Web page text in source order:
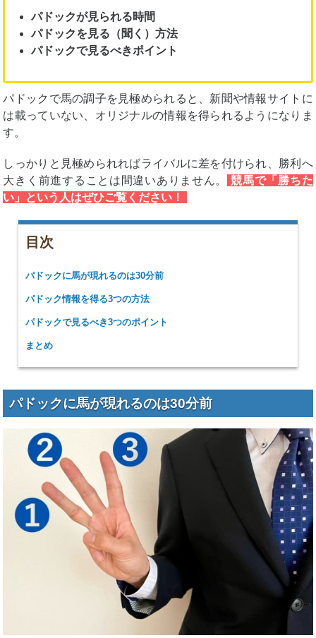
パドックが見られる時間
パドックを見る（聞く）方法
パドックで見るべきポイント
パドックで馬の調子を見極められると、新聞や情報サイトに
は載っていない、オリジナルの情報を得られるようになりま
す。
しっかりと見極められればライバルに差を付けられ、勝利へ
大きく前進することは間違いありません。
競馬で「勝ちた
い」という人はぜひご覧ください！
目次
パドックに馬が現れるのは30分前
パドック情報を得る3つの方法
パドックで見るべき3つのポイント
まとめ
パドックに馬が現れるのは30分前